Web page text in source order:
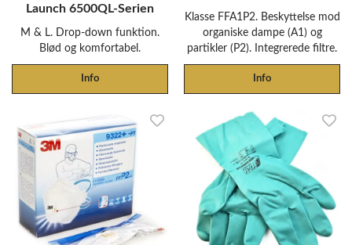
Launch 6500QL-Serien
M & L. Drop-down funktion.
Blød og komfortabel.
Info
Klasse FFA1P2. Beskyttelse mod
organiske dampe (A1) og
partikler (P2). Integrerede filtre.
Info